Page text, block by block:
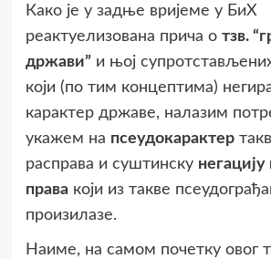
Како је у задње вријеме у БиХ
реактуелизована прича о тзв.
држави”и њој
који (по тим концептима)
карактер државе, налазим
укажем на псеудокарактер
расправа и суштинску негацију
правакоји из такве
произилазе.
Наиме, на самом почетку овог